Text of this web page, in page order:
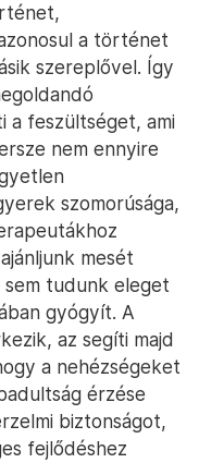
a történet
szereplővel. Így
a feszültséget, ami
nem ennyire
szomorúsága,
mesét
sem tudunk eleget
gyógyít. A
az segíti majd
a nehézségeket
érzése
biztonságot,
fejlődéshez